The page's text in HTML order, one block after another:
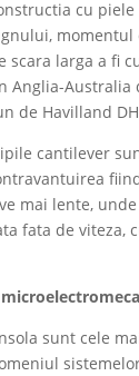
cu
scara larga a fi
Anglia-Australia
de Havilland
cantilever
mai lente,
fata de viteza,
sunt cele